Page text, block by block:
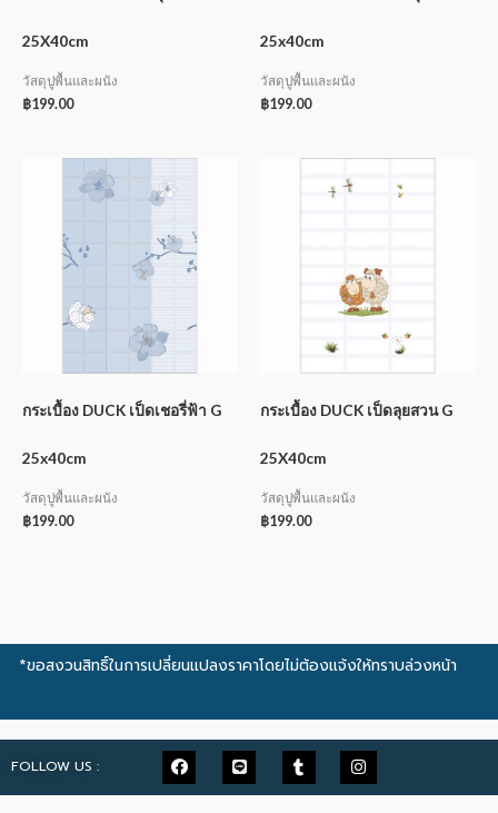
25X40cm
วัสดุปูพื้นและผนัง
฿199.00
25x40cm
วัสดุปูพื้นและผนัง
฿199.00
กระเบื้อง DUCK เป็ดเชอรี่ฟ้า G
25x40cm
วัสดุปูพื้นและผนัง
฿199.00
กระเบื้อง DUCK เป็ดลุยสวน G
25X40cm
วัสดุปูพื้นและผนัง
฿199.00
*ขอสงวนสิทธิ์ในการเปลี่ยนแปลงราคาโดยไม่ต้องแจ้งให้ทราบล่วงหน้า
FOLLOW US :